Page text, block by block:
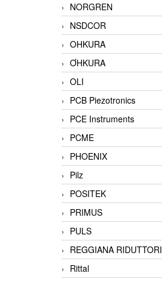
NORGREN
NSDCOR
OHKURA
ƠHKURA
OLI
PCB Piezotronics
PCE Instruments
PCME
PHOENIX
Pilz
POSITEK
PRIMUS
PULS
REGGIANA RIDUTTORI
Rittal